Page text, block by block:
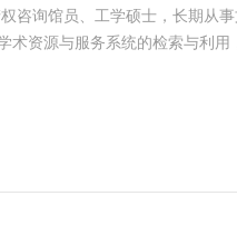
员、工学硕士，长期从事文
术资源与服务系统的检索与利